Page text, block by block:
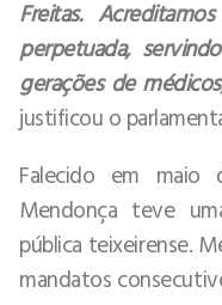
Freitas.
perpetuada,
gerações de
justificou o
Falecido em maio
Mendonça teve
pública teixeirense.
mandatos